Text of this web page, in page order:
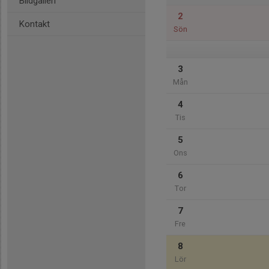
Kontakt
2
Sön
3
Mån
4
Tis
5
Ons
6
Tor
7
Fre
8
Lör